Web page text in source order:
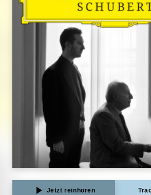
Jetzt reinhören